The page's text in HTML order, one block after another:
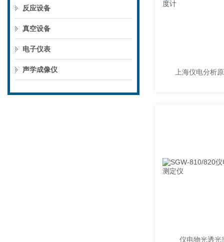
反应设备
真空设备
电子仪表
声学成像仪
仪电物光透光